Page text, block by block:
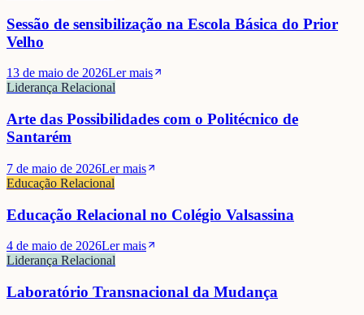
Sessão de sensibilização na Escola Básica do Prior
Velho
13 de maio de 2026Ler mais
Liderança Relacional
Arte das Possibilidades com o Politécnico de
Santarém
7 de maio de 2026Ler mais
Educação Relacional
Educação Relacional no Colégio Valsassina
4 de maio de 2026Ler mais
Liderança Relacional
Laboratório Transnacional da Mudança